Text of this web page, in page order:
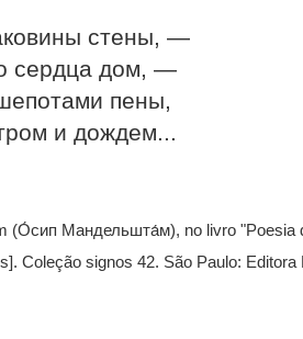
стены, —
сердца дом, —
пены,
и дождем...
(О́сип Мандельшта́м), no livro "Poesia
Coleção signos 42. São Paulo: Editora